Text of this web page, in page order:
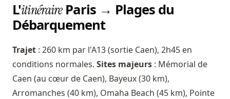
L'itinéraireParis → Plages du
Débarquement
Trajet : 260 km par l'A13 (sortie Caen), 2h45 en
conditions normales. Sites majeurs : Mémorial de
Caen (au cœur de Caen), Bayeux (30 km),
Arromanches (40 km), Omaha Beach (45 km), Pointe